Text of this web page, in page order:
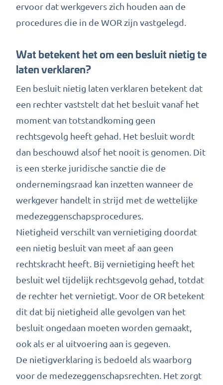
ervoor dat werkgevers zich houden aan de
procedures die in de WOR zijn vastgelegd.
Wat betekent het om een besluit nietig te
laten verklaren?
Een besluit nietig laten verklaren betekent dat
een rechter vaststelt dat het besluit vanaf het
moment van totstandkoming geen
rechtsgevolg heeft gehad. Het besluit wordt
dan beschouwd alsof het nooit is genomen. Dit
is een sterke juridische sanctie die de
ondernemingsraad kan inzetten wanneer de
werkgever handelt in strijd met de wettelijke
medezeggenschapsprocedures.
Nietigheid verschilt van vernietiging doordat
een nietig besluit van meet af aan geen
rechtskracht heeft. Bij vernietiging heeft het
besluit wel tijdelijk rechtsgevolg gehad, totdat
de rechter het vernietigt. Voor de OR betekent
dit dat bij nietigheid alle gevolgen van het
besluit ongedaan moeten worden gemaakt,
ook als er al uitvoering aan is gegeven.
De nietigverklaring is bedoeld als waarborg
voor de medezeggenschapsrechten. Het zorgt